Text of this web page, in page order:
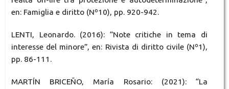
en: Famiglia e diritto (Nº10), pp. 920-942.
LENTI, Leonardo. (2016): “Note critiche in tema di
interesse del minore”, en: Rivista di diritto civile (Nº1),
pp. 86-111.
MARTÍN BRICEÑO, María Rosario: (2021): “La